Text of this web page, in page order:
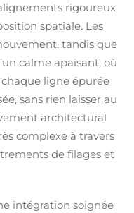
rigoureux
spatiale. Les
tandis que
calme apaisant, où
ligne épurée
sans rien laisser au
architectural
complexe à travers
de filages et
intégration soignée